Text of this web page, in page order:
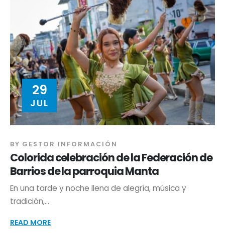
29
JUL
BY GESTOR INFORMACIÓN
Colorida celebración de la Federación de
Barrios de la parroquia Manta
En una tarde y noche llena de alegría, música y
tradición,...
READ MORE